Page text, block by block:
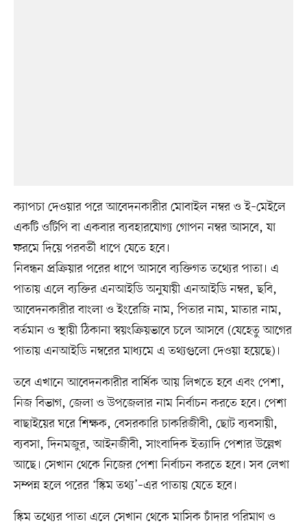
ক্যাপচা দেওয়ার পরে আবেদনকারীর মোবাইল নম্বর ও ই–মেইলে
একটি ওটিপি বা একবার ব্যবহারযোগ্য গোপন নম্বর আসবে, যা
ফরমে দিয়ে পরবর্তী ধাপে যেতে হবে।
নিবন্ধন প্রক্রিয়ার পরের ধাপে আসবে ব্যক্তিগত তথ্যের পাতা। এ
পাতায় এলে ব্যক্তির এনআইডি অনুযায়ী এনআইডি নম্বর, ছবি,
আবেদনকারীর বাংলা ও ইংরেজি নাম, পিতার নাম, মাতার নাম,
বর্তমান ও স্থায়ী ঠিকানা স্বয়ংক্রিয়ভাবে চলে আসবে (যেহেতু আগের
পাতায় এনআইডি নম্বরের মাধ্যমে এ তথ্যগুলো দেওয়া হয়েছে)।
তবে এখানে আবেদনকারীর বার্ষিক আয় লিখতে হবে এবং পেশা,
নিজ বিভাগ, জেলা ও উপজেলার নাম নির্বাচন করতে হবে। পেশা
বাছাইয়ের ঘরে শিক্ষক, বেসরকারি চাকরিজীবী, ছোট ব্যবসায়ী,
ব্যবসা, দিনমজুর, আইনজীবী, সাংবাদিক ইত্যাদি পেশার উল্লেখ
আছে। সেখান থেকে নিজের পেশা নির্বাচন করতে হবে। সব লেখা
সম্পন্ন হলে পরের ‘স্কিম তথ্য’–এর পাতায় যেতে হবে।
স্কিম তথ্যের পাতা এলে সেখান থেকে মাসিক চাঁদার পরিমাণ ও